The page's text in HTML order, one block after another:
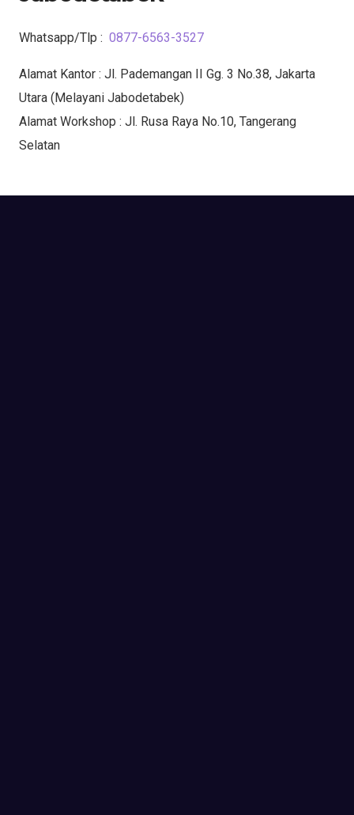
Whatsapp/Tlp : 0877-6563-3527
Alamat Kantor : Jl. Pademangan II Gg. 3 No.38, Jakarta
Utara (Melayani Jabodetabek)
Alamat Workshop : Jl. Rusa Raya No.10, Tangerang
Selatan